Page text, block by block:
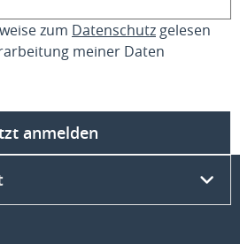
zum Datenschutz gelesen
meiner Daten
anmelden